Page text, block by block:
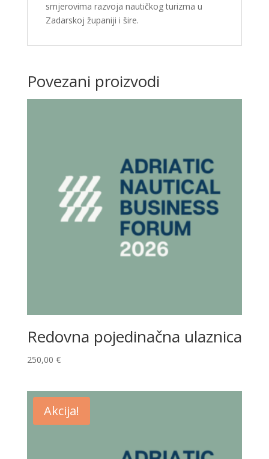
smjerovima razvoja nautičkog turizma u
Zadarskoj županiji i šire.
Povezani proizvodi
Redovna pojedinačna ulaznica
250,00 €
Akcija!